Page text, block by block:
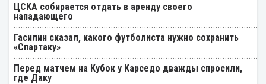
ЦСКА собирается отдать в аренду своего
нападающего
Гасилин сказал, какого футболиста нужно сохранить
«Спартаку»
Перед матчем на Кубок у Карседо дважды спросили,
где Даку